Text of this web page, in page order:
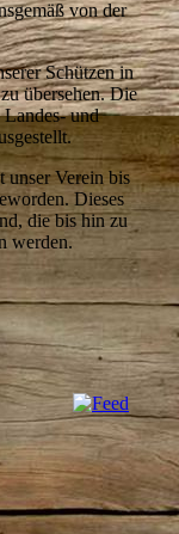
von der
Schützen in
übersehen. Die
und
unser Verein bis
Dieses
die bis hin zu
werden.